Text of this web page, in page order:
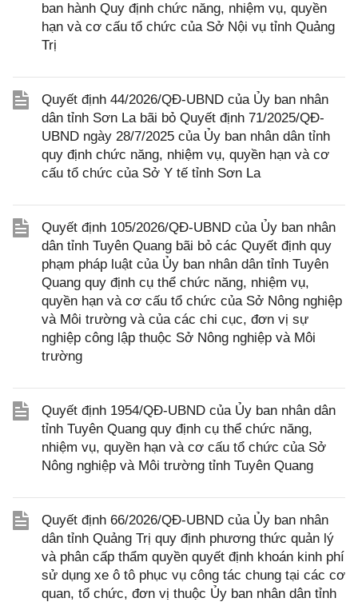
ban hành Quy định chức năng, nhiệm vụ, quyền
hạn và cơ cấu tổ chức của Sở Nội vụ tỉnh Quảng
Trị
Quyết định 44/2026/QĐ-UBND của Ủy ban nhân
dân tỉnh Sơn La bãi bỏ Quyết định 71/2025/QĐ-
UBND ngày 28/7/2025 của Ủy ban nhân dân tỉnh
quy định chức năng, nhiệm vụ, quyền hạn và cơ
cấu tổ chức của Sở Y tế tỉnh Sơn La
Quyết định 105/2026/QĐ-UBND của Ủy ban nhân
dân tỉnh Tuyên Quang bãi bỏ các Quyết định quy
phạm pháp luật của Ủy ban nhân dân tỉnh Tuyên
Quang quy định cụ thể chức năng, nhiệm vụ,
quyền hạn và cơ cấu tổ chức của Sở Nông nghiệp
và Môi trường và của các chi cục, đơn vị sự
nghiệp công lập thuộc Sở Nông nghiệp và Môi
trường
Quyết định 1954/QĐ-UBND của Ủy ban nhân dân
tỉnh Tuyên Quang quy định cụ thể chức năng,
nhiệm vụ, quyền hạn và cơ cấu tổ chức của Sở
Nông nghiệp và Môi trường tỉnh Tuyên Quang
Quyết định 66/2026/QĐ-UBND của Ủy ban nhân
dân tỉnh Quảng Trị quy định phương thức quản lý
và phân cấp thẩm quyền quyết định khoán kinh phí
sử dụng xe ô tô phục vụ công tác chung tại các cơ
quan, tổ chức, đơn vị thuộc Ủy ban nhân dân tỉnh